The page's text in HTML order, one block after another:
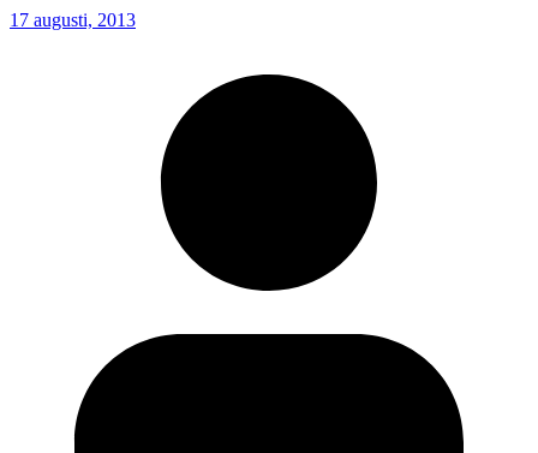
17 augusti, 2013